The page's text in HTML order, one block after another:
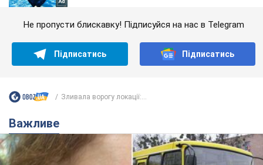
Не пропусти блискавку! Підписуйся на нас в Telegram
Підписатись Підписатись
Зливала ворогу локації:...
Важливе